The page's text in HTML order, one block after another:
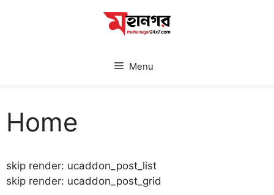
Menu
Home
skip render: ucaddon_post_list
skip render: ucaddon_post_grid